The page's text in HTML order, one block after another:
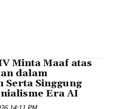
Minta Maaf atas
dalam
Serta Singgung
Era AI